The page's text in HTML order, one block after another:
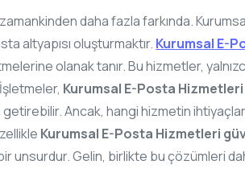
daha fazla farkında.
altyapısı oluşturmaktır. Kurumsal E-
olanak tanır. Bu hizmetler,
Kurumsal E-Posta Hizmetleri
Ancak, hangi hizmetin
Kurumsal E-Posta Hizmetleri
Gelin, birlikte bu çözümleri